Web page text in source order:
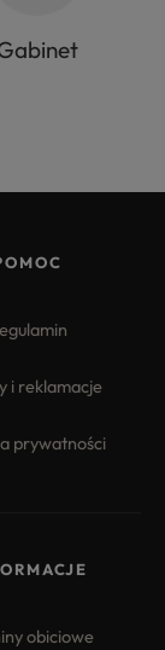
i reklamacje
prywatności
obiciowe